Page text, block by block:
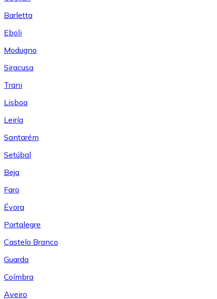
Barletta
Eboli
Modugno
Siracusa
Trani
Lisboa
Leiría
Santarém
Setúbal
Beja
Faro
Évora
Portalegre
Castelo Branco
Guarda
Coímbra
Aveiro